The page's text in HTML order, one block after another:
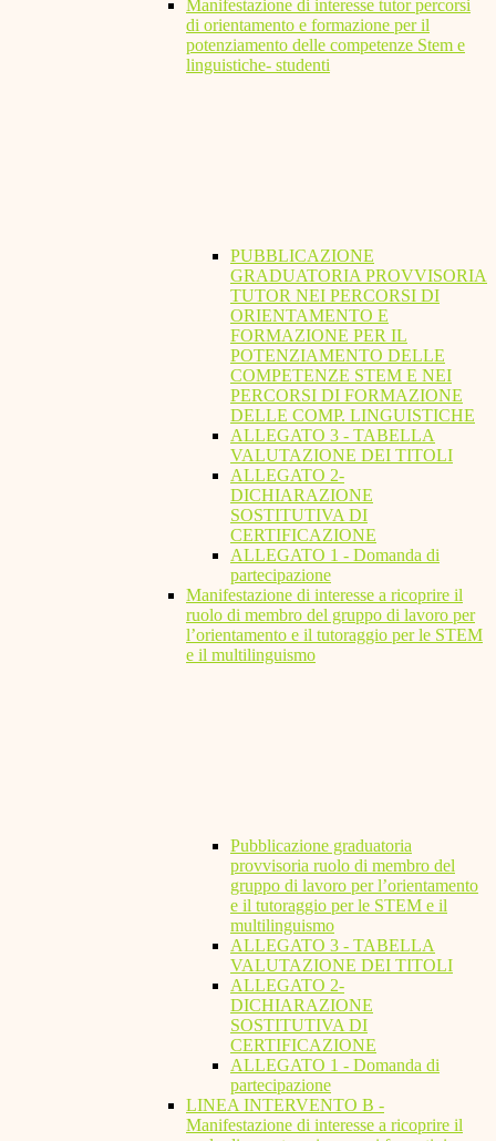
Manifestazione di interesse tutor percorsi
di orientamento e formazione per il
potenziamento delle competenze Stem e
linguistiche- studenti
PUBBLICAZIONE
GRADUATORIA PROVVISORIA
TUTOR NEI PERCORSI DI
ORIENTAMENTO E
FORMAZIONE PER IL
POTENZIAMENTO DELLE
COMPETENZE STEM E NEI
PERCORSI DI FORMAZIONE
DELLE COMP. LINGUISTICHE
ALLEGATO 3 - TABELLA
VALUTAZIONE DEI TITOLI
ALLEGATO 2-
DICHIARAZIONE
SOSTITUTIVA DI
CERTIFICAZIONE
ALLEGATO 1 - Domanda di
partecipazione
Manifestazione di interesse a ricoprire il
ruolo di membro del gruppo di lavoro per
l’orientamento e il tutoraggio per le STEM
e il multilinguismo
Pubblicazione graduatoria
provvisoria ruolo di membro del
gruppo di lavoro per l’orientamento
e il tutoraggio per le STEM e il
multilinguismo
ALLEGATO 3 - TABELLA
VALUTAZIONE DEI TITOLI
ALLEGATO 2-
DICHIARAZIONE
SOSTITUTIVA DI
CERTIFICAZIONE
ALLEGATO 1 - Domanda di
partecipazione
LINEA INTERVENTO B -
Manifestazione di interesse a ricoprire il